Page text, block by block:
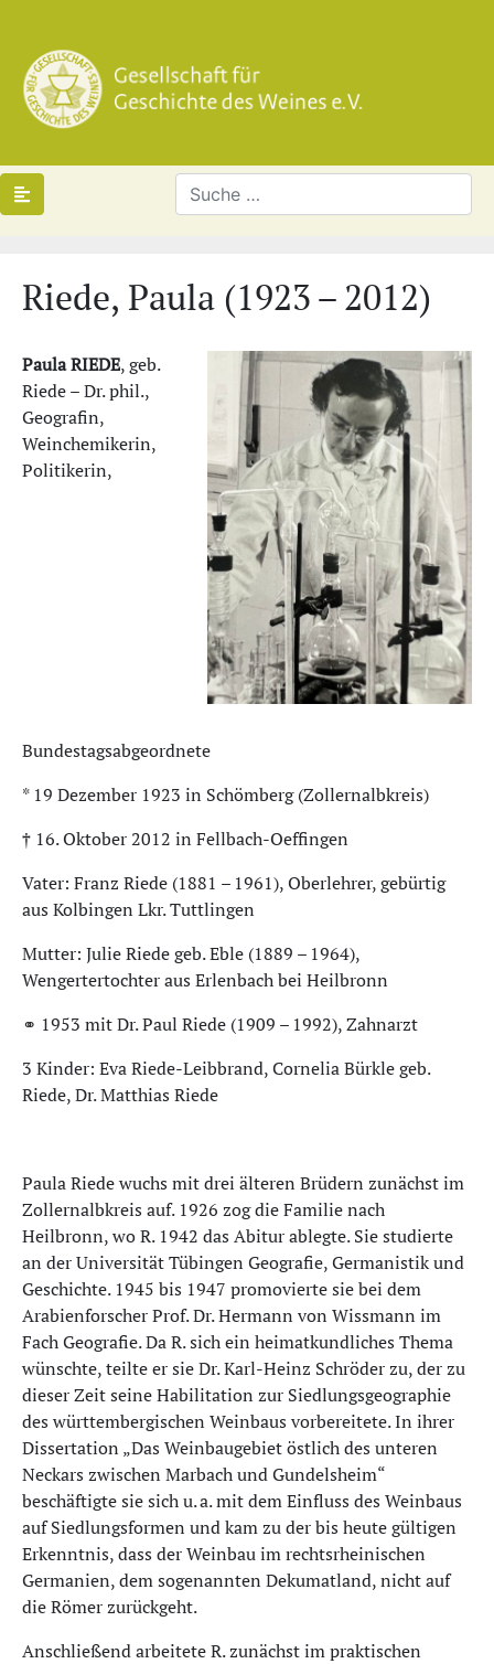
Riede, Paula (1923 – 2012)
Paula RIEDE, geb.
Riede – Dr. phil.,
Geografin,
Weinchemikerin,
Politikerin,
Bundestagsabgeordnete
* 19 Dezember 1923 in Schömberg (Zollernalbkreis)
† 16. Oktober 2012 in Fellbach-Oeffingen
Vater: Franz Riede (1881 – 1961), Oberlehrer, gebürtig
aus Kolbingen Lkr. Tuttlingen
Mutter: Julie Riede geb. Eble (1889 – 1964),
Wengertertochter aus Erlenbach bei Heilbronn
⚭ 1953 mit Dr. Paul Riede (1909 – 1992), Zahnarzt
3 Kinder: Eva Riede-Leibbrand, Cornelia Bürkle geb.
Riede, Dr. Matthias Riede
Paula Riede wuchs mit drei älteren Brüdern zunächst im
Zollernalbkreis auf. 1926 zog die Familie nach
Heilbronn, wo R. 1942 das Abitur ablegte. Sie studierte
an der Universität Tübingen Geografie, Germanistik und
Geschichte. 1945 bis 1947 promovierte sie bei dem
Arabienforscher Prof. Dr. Hermann von Wissmann im
Fach Geografie. Da R. sich ein heimatkundliches Thema
wünschte, teilte er sie Dr. Karl-Heinz Schröder zu, der zu
dieser Zeit seine Habilitation zur Siedlungsgeographie
des württembergischen Weinbaus vorbereitete. In ihrer
Dissertation „Das Weinbaugebiet östlich des unteren
Neckars zwischen Marbach und Gundelsheim“
beschäftigte sie sich u. a. mit dem Einfluss des Weinbaus
auf Siedlungsformen und kam zu der bis heute gültigen
Erkenntnis, dass der Weinbau im rechtsrheinischen
Germanien, dem sogenannten Dekumatland, nicht auf
die Römer zurückgeht.
Anschließend arbeitete R. zunächst im praktischen